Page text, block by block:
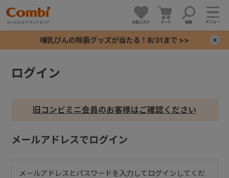
お気に入り カート 検索 メニュー
哺乳びんの除菌グッズが当たる！8/31まで >>
ログイン
旧コンビミニ会員のお客様はご確認ください
メールアドレスでログイン
メールアドレスとパスワードを入力してログインしてくだ